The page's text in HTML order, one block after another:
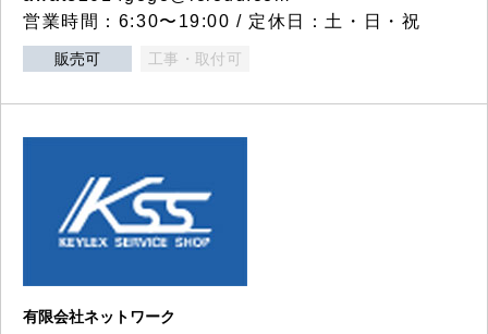
営業時間：6:30〜19:00 / 定休日：土・日・祝
販売可 工事・取付可
有限会社ネットワーク